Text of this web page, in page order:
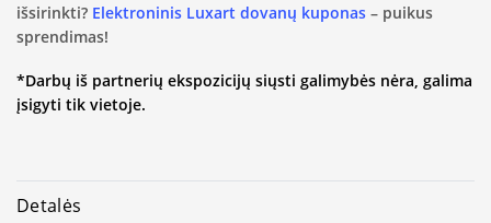
išsirinkti? Elektroninis Luxart dovanų kuponas – puikus
sprendimas!
*Darbų iš partnerių ekspozicijų siųsti galimybės nėra, galima
įsigyti tik vietoje.
Detalės